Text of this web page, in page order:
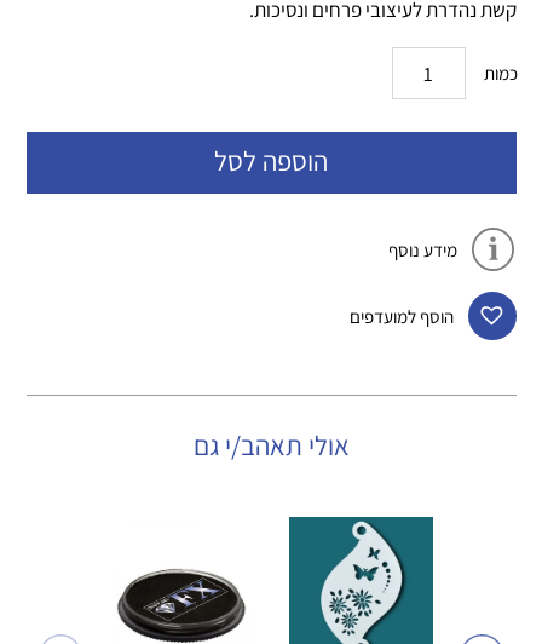
קשת נהדרת לעיצובי פרחים ונסיכות.
כמות
הוספה לסל
מידע נוסף
הוסף למועדפים
אולי תאהב/י גם